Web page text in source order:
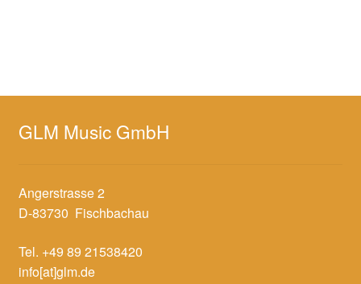
GLM Music GmbH
Angerstrasse 2
D-83730 Fischbachau
Tel. +49 89 21538420
info[at]glm.de